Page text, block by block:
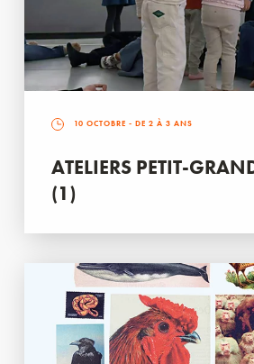
10 OCTOBRE - DE 2 À 3 ANS
ATELIERS PETIT-
(1)